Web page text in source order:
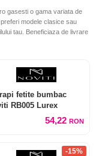
gasesti o gama variata de
modele clasice sau
tau. Beneficiaza de livrare
fetite bumbac
RB005 Lurex
54,22 RON
-15%